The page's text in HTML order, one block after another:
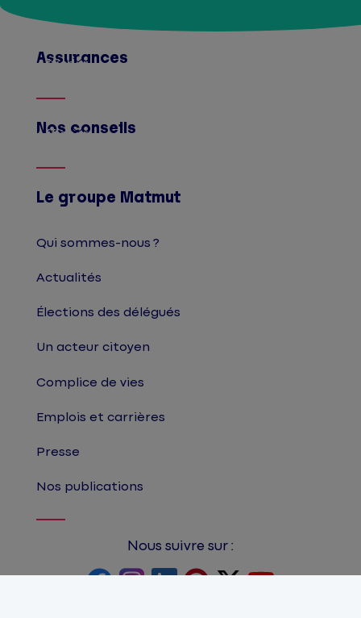
Assurances
Afficher
Nos conseils
Afficher
Le groupe Matmut
Qui sommes-nous ?
Actualités
Élections des délégués
Un acteur citoyen
Complice de vies
Emplois et carrières
Presse
Nos publications
Nous suivre sur :